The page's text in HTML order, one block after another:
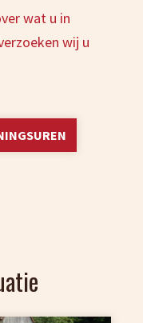
wat u in
wij u